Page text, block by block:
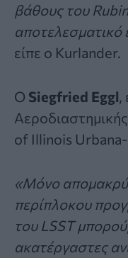
βάθους του
αποτελεσματικό
είπε ο Kurlander.
Ο Siegfried Eggl,
of Illinois
«Μόνο
περίπλοκου
του LSST
ακατέργαστες